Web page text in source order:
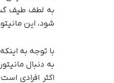
شود، این
اکثر افرادی